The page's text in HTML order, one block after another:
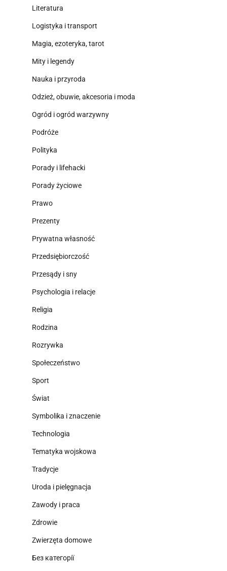
Literatura
Logistyka i transport
Magia, ezoteryka, tarot
Mity i legendy
Nauka i przyroda
Odzież, obuwie, akcesoria i moda
Ogród i ogród warzywny
Podróże
Polityka
Porady i lifehacki
Porady życiowe
Prawo
Prezenty
Prywatna własność
Przedsiębiorczość
Przesądy i sny
Psychologia i relacje
Religia
Rodzina
Rozrywka
Społeczeństwo
Sport
Świat
Symbolika i znaczenie
Technologia
Tematyka wojskowa
Tradycje
Uroda i pielęgnacja
Zawody i praca
Zdrowie
Zwierzęta domowe
Без категорії